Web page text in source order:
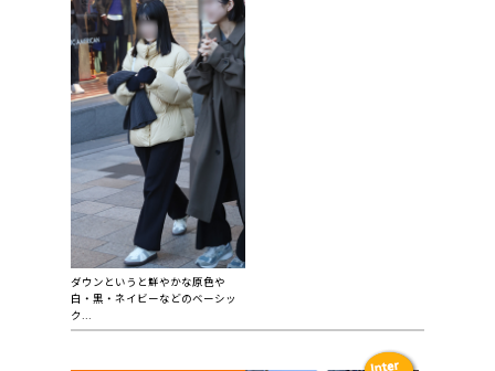
ダウンというと鮮やかな原色や
白・黒・ネイビーなどのベーシッ
ク...